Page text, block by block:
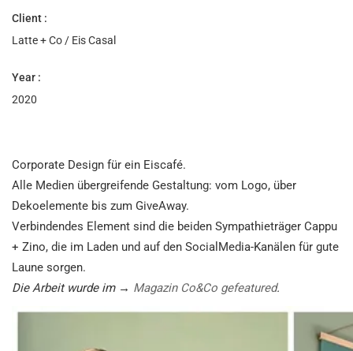
Client :
Latte + Co / Eis Casal
Year :
2020
Corporate Design für ein Eiscafé.
Alle Medien übergreifende Gestaltung: vom Logo, über
Dekoelemente bis zum GiveAway.
Verbindendes Element sind die beiden Sympathieträger Cappu
+ Zino, die im Laden und auf den SocialMedia-Kanälen für gute
Laune sorgen.
Die Arbeit wurde im → Magazin Co&Co gefeatured.